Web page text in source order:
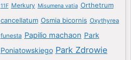
11F Merkury Misumena vatia Orthetrum
cancellatum Osmia bicornis Oxythyrea
funesta Papilio machaon Park
Poniatowskiego Park Zdrowie